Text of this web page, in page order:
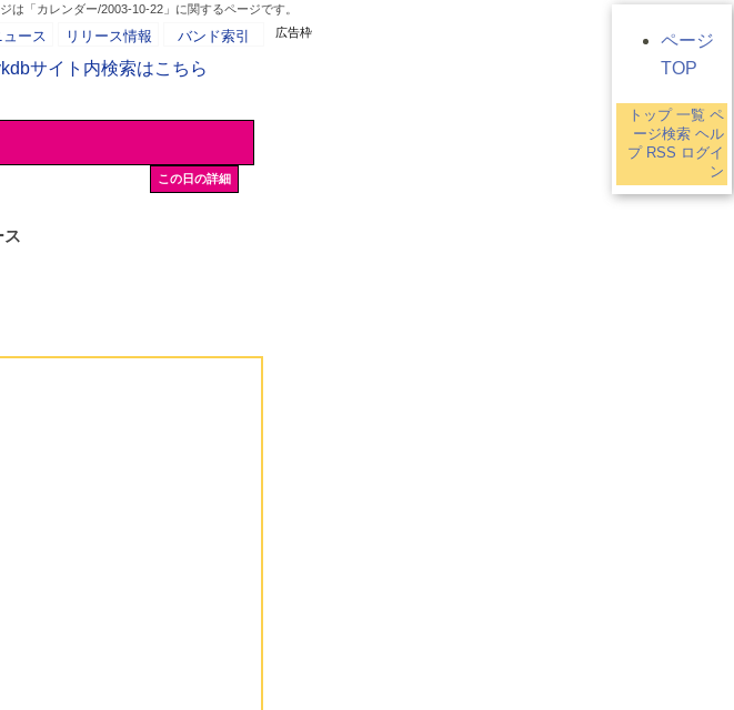
「カレンダー/2003-10-22」に関するページです。
ース リリース情報 バンド索引
サイト内検索はこちら
この日の詳細
ス
広告枠
ページ
TOP
トップ 一覧 ペ
ージ検索 ヘル
プ RSS ログイ
ン